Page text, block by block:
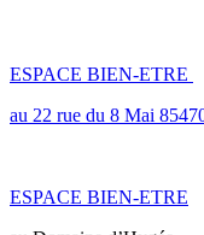
ESPACE BIEN-ETRE
au 22 rue du 8 Mai
ESPACE BIEN-ETRE